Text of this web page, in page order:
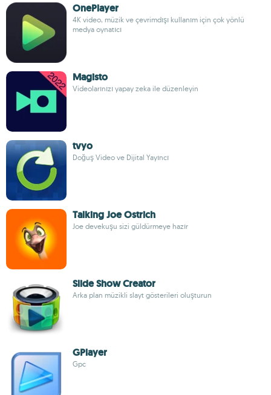
OnePlayer
4K video, müzik ve çevrimdışı kullanım için çok yönlü
medya oynatıcı
Magisto
Videolarınızı yapay zeka ile düzenleyin
tvyo
Doğuş Video ve Dijital Yayıncı
Talking Joe Ostrich
Joe devekuşu sizi güldürmeye hazır
Slide Show Creator
Arka plan müzikli slayt gösterileri oluşturun
GPlayer
Gpc